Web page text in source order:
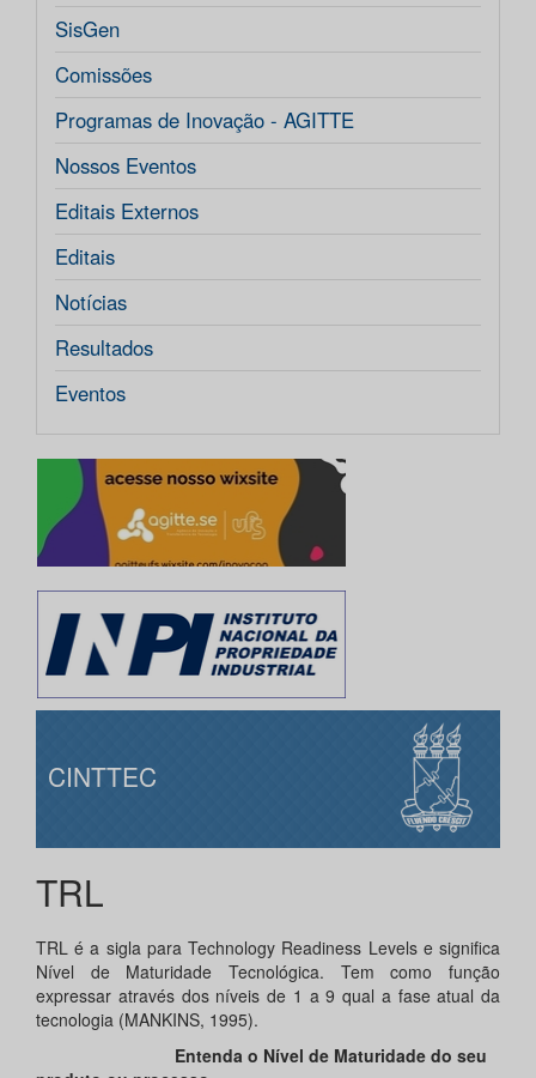
SisGen
Comissões
Programas de Inovação - AGITTE
Nossos Eventos
Editais Externos
Editais
Notícias
Resultados
Eventos
CINTTEC
TRL
TRL é a sigla para Technology Readiness Levels e significa
Nível de Maturidade Tecnológica. Tem como função
expressar através dos níveis de 1 a 9 qual a fase atual da
tecnologia (MANKINS, 1995).
Entenda o Nível de Maturidade do seu